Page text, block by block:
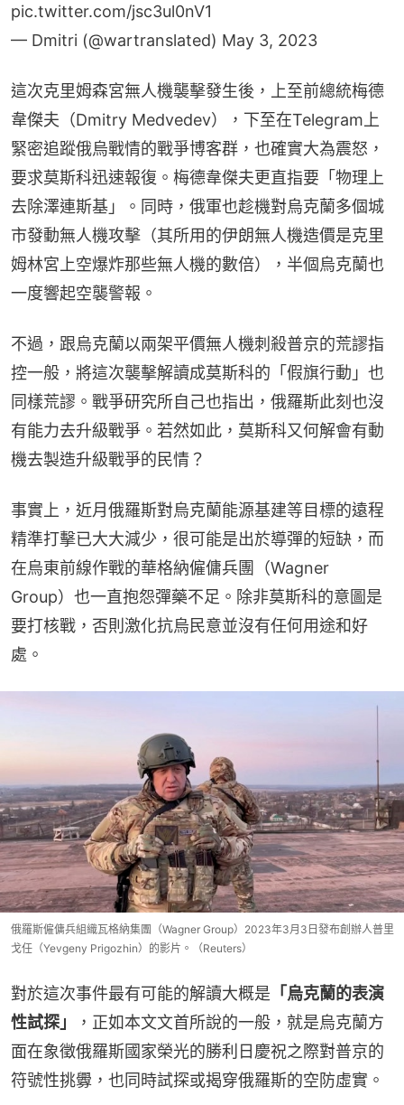
pic.twitter.com/jsc3ul0nV1
— Dmitri (@wartranslated) May 3, 2023
這次克里姆森宮無人機襲擊發生後，上至前總統梅德
韋傑夫（Dmitry Medvedev），下至在Telegram上
緊密追蹤俄烏戰情的戰爭博客群，也確實大為震怒，
要求莫斯科迅速報復。梅德韋傑夫更直指要「物理上
去除澤連斯基」。同時，俄軍也趁機對烏克蘭多個城
市發動無人機攻擊（其所用的伊朗無人機造價是克里
姆林宮上空爆炸那些無人機的數倍），半個烏克蘭也
一度響起空襲警報。
不過，跟烏克蘭以兩架平價無人機刺殺普京的荒謬指
控一般，將這次襲擊解讀成莫斯科的「假旗行動」也
同樣荒謬。戰爭研究所自己也指出，俄羅斯此刻也沒
有能力去升級戰爭。若然如此，莫斯科又何解會有動
機去製造升級戰爭的民情？
事實上，近月俄羅斯對烏克蘭能源基建等目標的遠程
精準打擊已大大減少，很可能是出於導彈的短缺，而
在烏東前線作戰的華格納僱傭兵團（Wagner
Group）也一直抱怨彈藥不足。除非莫斯科的意圖是
要打核戰，否則激化抗烏民意並沒有任何用途和好
處。
俄羅斯僱傭兵組織瓦格納集團（Wagner Group）2023年3月3日發布創辦人普里
戈任（Yevgeny Prigozhin）的影片。（Reuters）
對於這次事件最有可能的解讀大概是 「烏克蘭的表演
性試探」
，正如本文文首所說的一般，就是烏克蘭方
面在象徵俄羅斯國家榮光的勝利日慶祝之際對普京的
符號性挑釁，也同時試探或揭穿俄羅斯的空防虛實。